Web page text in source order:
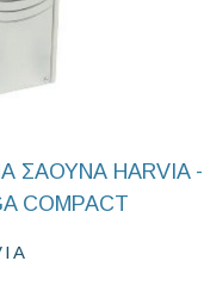
ΣΑΟΥΝΑ HARVIA -
COMPACT